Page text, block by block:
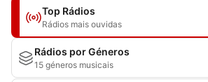
Top Rádios
Rádios mais ouvidas
Rádios por Géneros
15 géneros musicais